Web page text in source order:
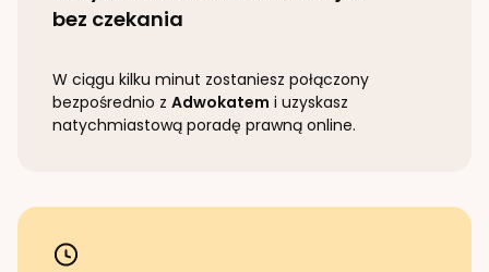
bez czekania
W ciągu kilku minut zostaniesz połączony
bezpośrednio z Adwokatem i uzyskasz
natychmiastową poradę prawną online.